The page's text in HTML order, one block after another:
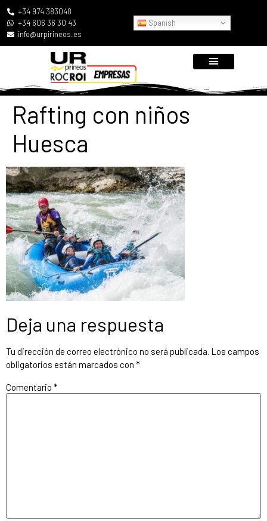
+34 974 383048
+34 606 36 30 43
info@urpirineos.es
Spanish
Rafting con niños
Huesca
Deja una respuesta
Tu dirección de correo electrónico no será publicada. Los campos
obligatorios están marcados con *
Comentario *